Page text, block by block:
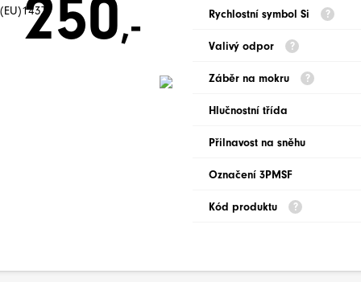
250,- Rychlostní symbol Si
Valivý odpor
Záběr na mokru
Hlučnostní třída
Přilnavost na sněhu
Označení 3PMSF
Kód produktu